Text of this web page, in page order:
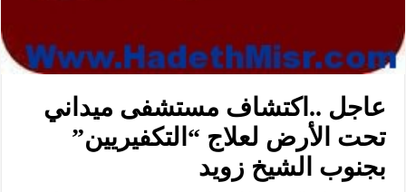
عاجل ..اكتشاف مستشفى ميداني
تحت الأرض لعلاج “التكفيريين”
بجنوب الشيخ زويد